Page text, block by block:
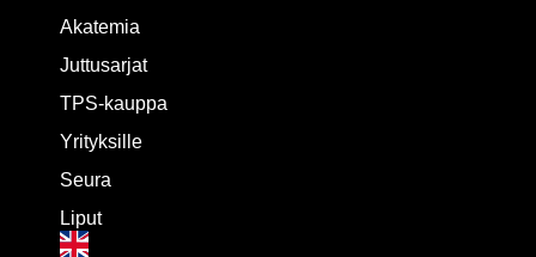
Akatemia
Juttusarjat
TPS-kauppa
Yrityksille
Seura
Liput